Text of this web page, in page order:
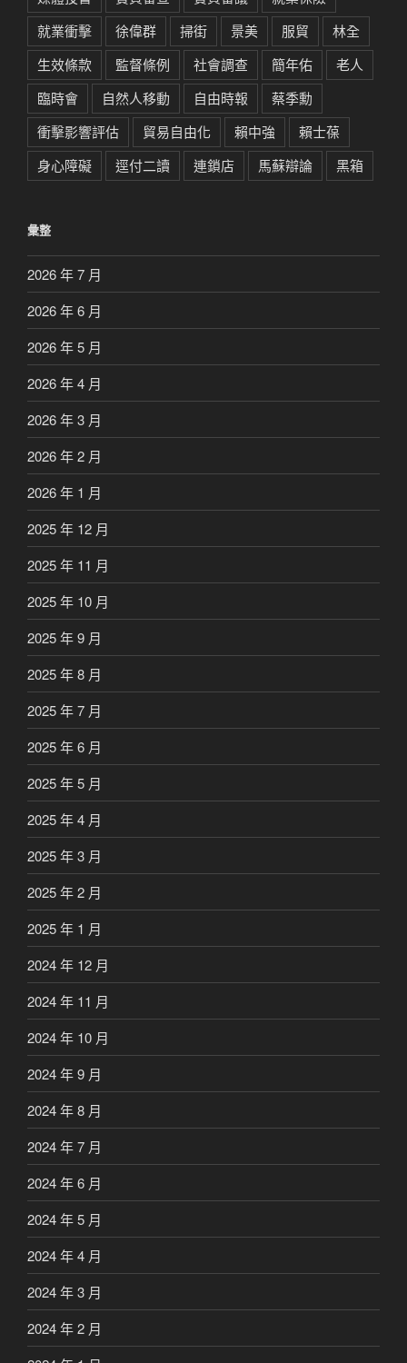
就業衝擊
徐偉群 掃街 景美 服貿
林全
生效條款
監督條例 社會調查 簡年佑
老人
臨時會
自然人移動 自由時報
蔡季勳
衝擊影響評估
貿易自由化 賴中強
賴士葆
身心障礙
逕付二讀 連鎖店 馬蘇辯論 黑箱
彙整
2026 年 7 月
2026 年 6 月
2026 年 5 月
2026 年 4 月
2026 年 3 月
2026 年 2 月
2026 年 1 月
2025 年 12 月
2025 年 11 月
2025 年 10 月
2025 年 9 月
2025 年 8 月
2025 年 7 月
2025 年 6 月
2025 年 5 月
2025 年 4 月
2025 年 3 月
2025 年 2 月
2025 年 1 月
2024 年 12 月
2024 年 11 月
2024 年 10 月
2024 年 9 月
2024 年 8 月
2024 年 7 月
2024 年 6 月
2024 年 5 月
2024 年 4 月
2024 年 3 月
2024 年 2 月